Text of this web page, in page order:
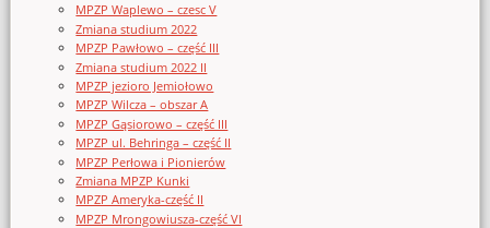
MPZP Waplewo – czesc V
Zmiana studium 2022
MPZP Pawłowo – część III
Zmiana studium 2022 II
MPZP jezioro Jemiołowo
MPZP Wilcza – obszar A
MPZP Gąsiorowo – część III
MPZP ul. Behringa – część II
MPZP Perłowa i Pionierów
Zmiana MPZP Kunki
MPZP Ameryka-część II
MPZP Mrongowiusza-część VI